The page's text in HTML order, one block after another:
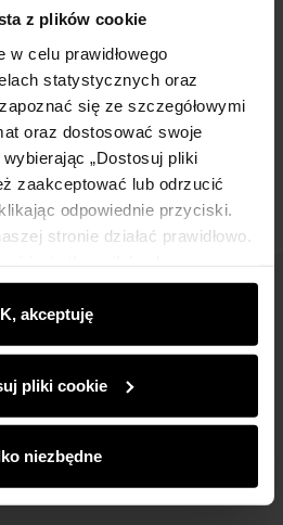
z plików cookie
celu prawidłowego
statystycznych oraz
się ze szczegółowymi
oraz dostosować swoje
„Dostosuj pliki
zaakceptować lub odrzucić
odpowiednie przyciski.
stronie działać prawidłowo.
do ich preferencji treści,
reklamowe informujące o
w e-sklepie. Informacje o tym,
reklamowym i
mogą połączyć te informacje z
usług.
akceptuję
pliki cookie
niezbędne
i promocjami!